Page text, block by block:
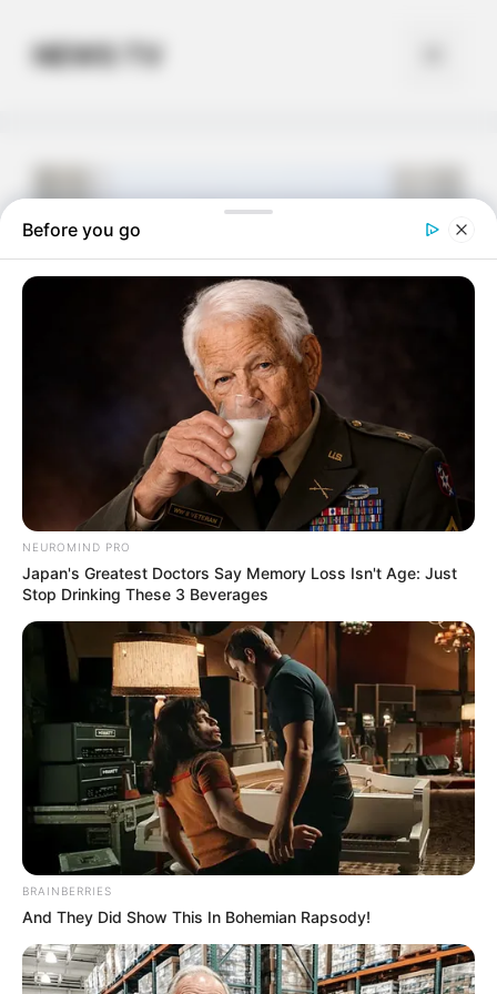
contentNEWS TV
Mariés au premier
regard : “Je ne me
serai jamais
inscrite”, Perrine
fait de nouvelles
révélations !
Alexandre visé ?
Before you go
NEUROMIND PRO
Japan's Greatest Doctors Say Memory Loss Isn't Age: Just
Stop Drinking These 3 Beverages
BRAINBERRIES
And They Did Show This In Bohemian Rapsody!